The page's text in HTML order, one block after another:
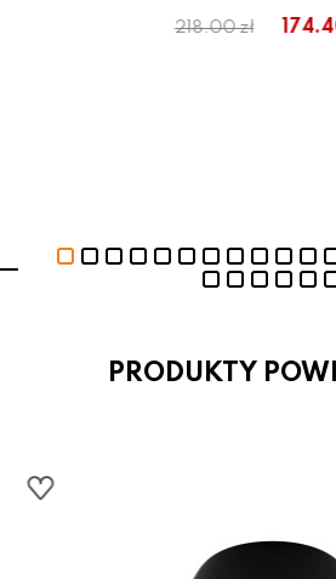
218.00 zł
PRODUKTY